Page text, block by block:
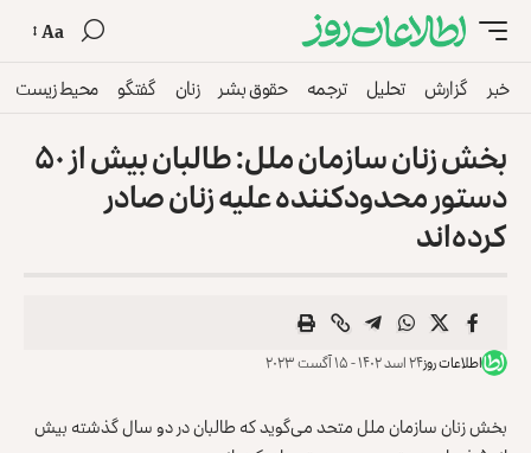
Aa
خبر گزارش تحلیل ترجمه حقوق بشر زنان گفتگو محیط زیست
بخش زنان سازمان ملل: طالبان بیش از ۵۰
دستور محدودکننده علیه زنان صادر
کرده‌‌اند
اطلاعات روز۲۴ اسد ۱۴۰۲ - ۱۵ آگست ۲۰۲۳
بخش زنان سازمان ملل متحد می‌گوید که طالبان در دو سال گذشته بیش